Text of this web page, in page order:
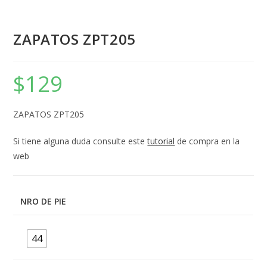
ZAPATOS ZPT205
$129
ZAPATOS ZPT205
Si tiene alguna duda consulte estetutorial de compra en la
web
NRO DE PIE
44